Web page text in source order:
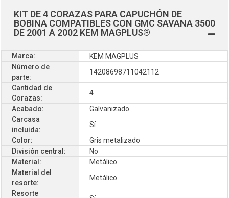
KIT DE 4 CORAZAS PARA CAPUCHÓN DE
BOBINA COMPATIBLES CON GMC SAVANA 3500
DE 2001 A 2002 KEM MAGPLUS®
Marca:
KEM MAGPLUS
Número de
parte:
14208698711042112
Cantidad de
Corazas:
4
Acabado:
Galvanizado
Carcasa
incluida:
Sí
Color:
Gris metalizado
División central:
No
Material:
Metálico
Material del
resorte:
Metálico
Resorte